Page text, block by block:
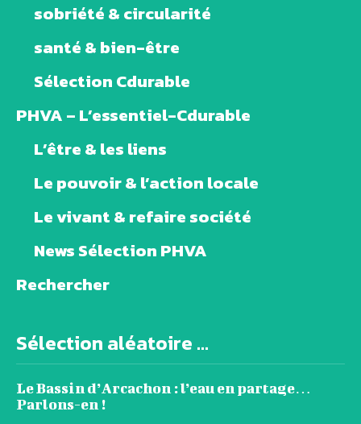
sobriété & circularité
santé & bien-être
Sélection Cdurable
PHVA – L’essentiel-Cdurable
L’être & les liens
Le pouvoir & l’action locale
Le vivant & refaire société
News Sélection PHVA
Rechercher
Sélection aléatoire ...
Le Bassin d’Arcachon : l’eau en partage…
Parlons-en !